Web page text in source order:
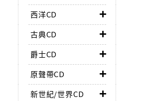
西洋CD
古典CD
爵士CD
原聲帶CD
新世紀/世界CD